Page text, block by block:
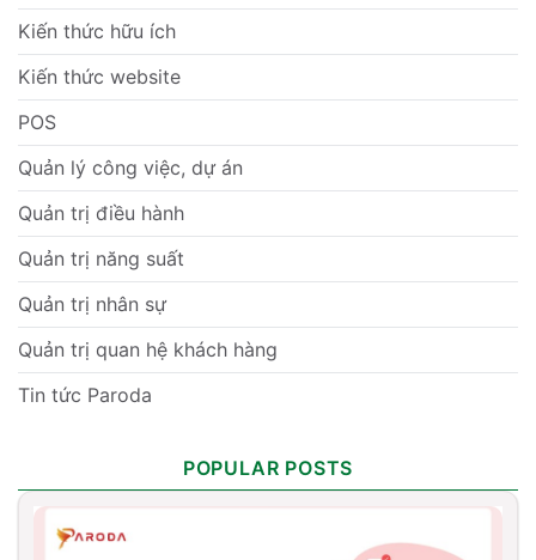
Kiến thức hữu ích
Kiến thức website
POS
Quản lý công việc, dự án
Quản trị điều hành
Quản trị năng suất
Quản trị nhân sự
Quản trị quan hệ khách hàng
Tin tức Paroda
POPULAR POSTS